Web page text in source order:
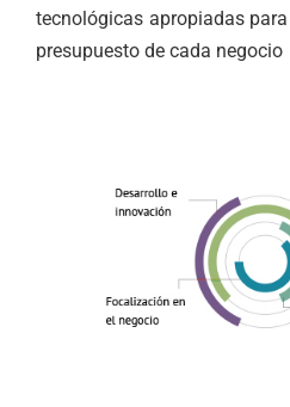
tecnológicas apropiadas
presupuesto de cada negocio